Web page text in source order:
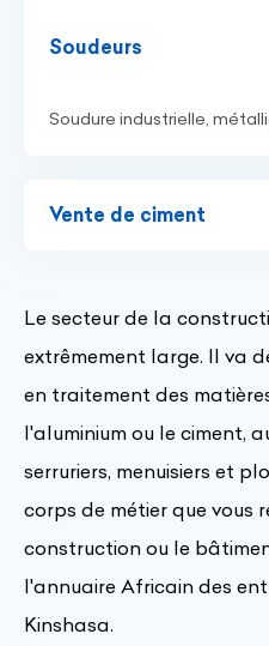
Soudeurs
Soudure industrielle,
Vente de ciment
Le secteur de la
extrêmement large. Il va
en traitement des
l'aluminium ou le ciment,
serruriers, menuisiers et
corps de métier que vous
construction ou le
l'annuaire Africain des
Kinshasa.